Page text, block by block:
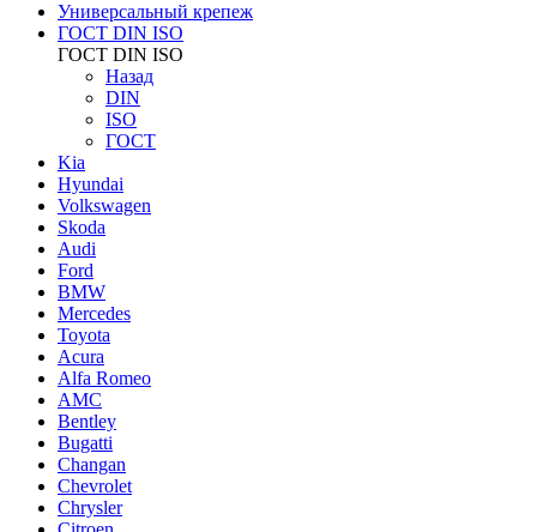
Универсальный крепеж
ГОСТ DIN ISO
ГОСТ DIN ISO
Назад
DIN
ISO
ГОСТ
Kia
Hyundai
Volkswagen
Skoda
Audi
Ford
BMW
Mercedes
Toyota
Acura
Alfa Romeo
AMC
Bentley
Bugatti
Changan
Chevrolet
Chrysler